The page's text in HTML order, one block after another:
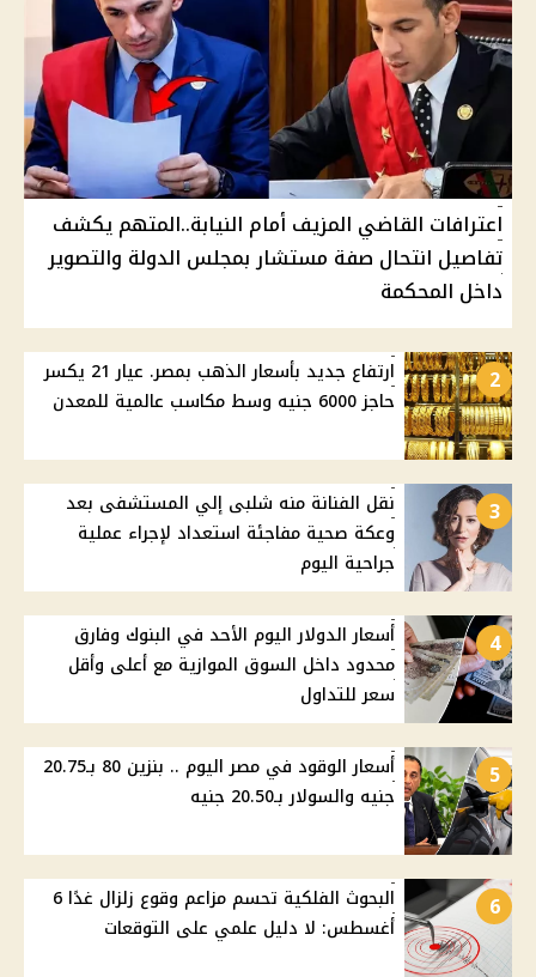
اعترافات القاضي المزيف أمام النيابة..المتهم يكشف
تفاصيل انتحال صفة مستشار بمجلس الدولة والتصوير
داخل المحكمة
2
ارتفاع جديد بأسعار الذهب بمصر. عيار 21 يكسر
حاجز 6000 جنيه وسط مكاسب عالمية للمعدن
3
نقل الفنانة منه شلبى إلي المستشفى بعد
وعكة صحية مفاجئة استعداد لإجراء عملية
جراحية اليوم
4
أسعار الدولار اليوم الأحد في البنوك وفارق
محدود داخل السوق الموازية مع أعلى وأقل
سعر للتداول
5
أسعار الوقود في مصر اليوم .. بنزين 80 بـ20.75
جنيه والسولار بـ20.50 جنيه
6
البحوث الفلكية تحسم مزاعم وقوع زلزال غدًا 6
أغسطس: لا دليل علمي على التوقعات